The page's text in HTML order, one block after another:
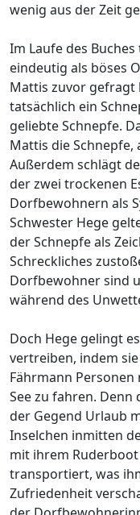
wenig aus der Zeit
Im Laufe des
eindeutig als böses
Mattis zuvor gefragt
tatsächlich ein
geliebte Schnepfe.
Mattis die Schnepfe,
Außerdem schlägt
der zwei trockenen
Dorfbewohnern als
Schwester Hege
der Schnepfe als
Schreckliches
Dorfbewohner sind
während des
Doch Hege gelingt
vertreiben, indem
Fährmann
See zu fahren. Denn
der Gegend Urlaub
Inselchen inmitten
mit ihrem
transportiert, was
Zufriedenheit